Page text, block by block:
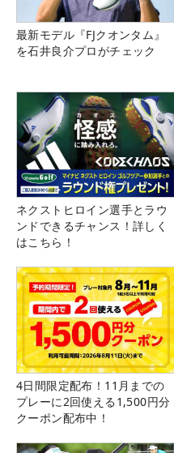
最新モデル『FJクオンタム』
を石井良介プロがチェック
ネクストヒロイン選手とラウ
ンドできるチャンス！詳しく
はこちら！
4日間限定配布！11月までの
プレーに2回使える1,500円分
クーポン配布中！